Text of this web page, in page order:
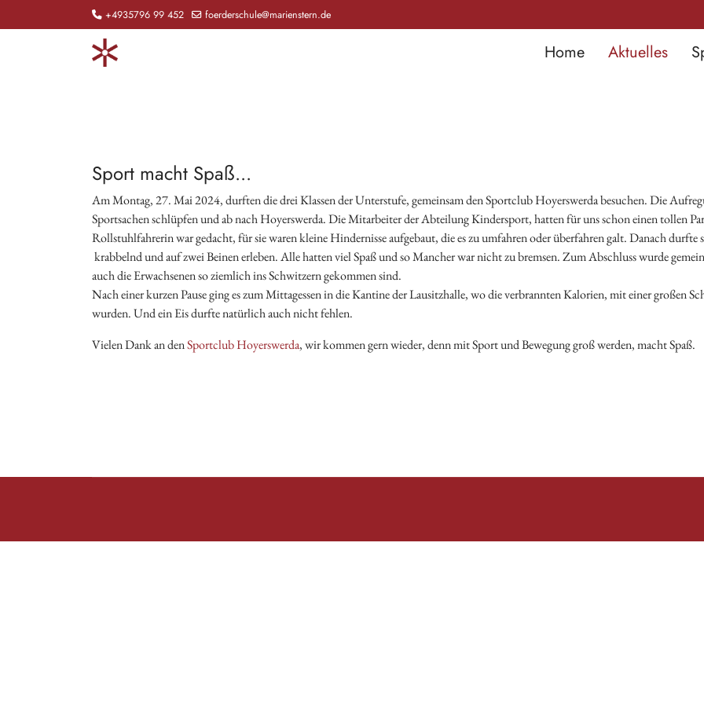
+4935796 99 452 foerderschule@marienstern.de
Home Aktuelles
Sport macht Spaß...
Am Montag, 27. Mai 2024, durften die drei Klassen der Unterstufe, gemeinsam den Sportclub Hoyerswerda besuchen. Die
Sportsachen schlüpfen und ab nach Hoyerswerda. Die Mitarbeiter der Abteilung Kindersport, hatten für uns schon einen tollen
Rollstuhlfahrerin war gedacht, für sie waren kleine Hindernisse aufgebaut, die es zu umfahren oder überfahren galt. Danach
krabbelnd und auf zwei Beinen erleben. Alle hatten viel Spaß und so Mancher war nicht zu bremsen. Zum Abschluss wurde
auch die Erwachsenen so ziemlich ins Schwitzern gekommen sind.
Nach einer kurzen Pause ging es zum Mittagessen in die Kantine der Lausitzhalle, wo die verbrannten Kalorien, mit einer großen
wurden. Und ein Eis durfte natürlich auch nicht fehlen.
Vielen Dank an denSportclub Hoyerswerda, wir kommen gern wieder, denn mit Sport und Bewegung groß werden, macht Spaß.